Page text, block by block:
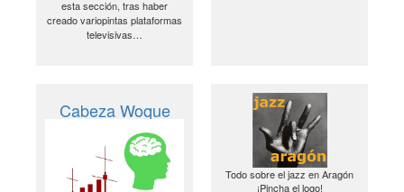
esta sección, tras haber
creado variopintas plataformas
televisivas…
Cabeza Woque
Todo sobre el jazz en Aragón
¡Pincha el logo!